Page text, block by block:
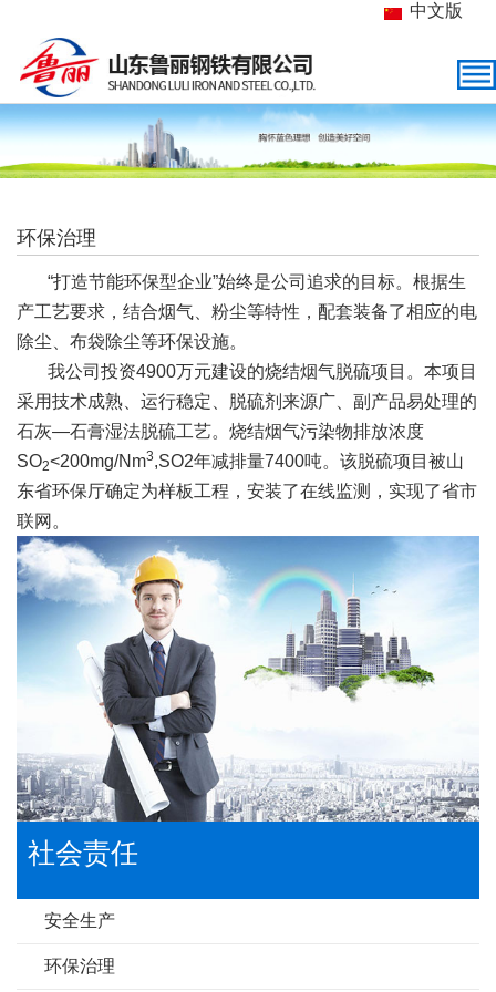
中文版
环保治理
“打造节能环保型企业”始终是公司追求的目标。根据生
产工艺要求，结合烟气、粉尘等特性，配套装备了相应的电
除尘、布袋除尘等环保设施。
我公司投资4900万元建设的烧结烟气脱硫项目。本项目
采用技术成熟、运行稳定、脱硫剂来源广、副产品易处理的
石灰—石膏湿法脱硫工艺。烧结烟气污染物排放浓度
SO2<200mg/Nm3,SO2年减排量7400吨。该脱硫项目被山
东省环保厅确定为样板工程，安装了在线监测，实现了省市
联网。
社会责任
安全生产
环保治理